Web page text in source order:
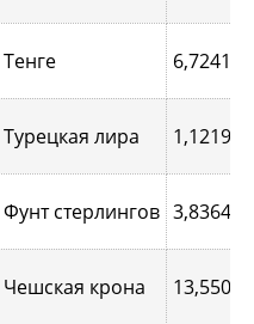
Тенге 6,7241
Турецкая лира 1,1219
Фунт стерлингов 3,8364
Чешская крона 13,5503